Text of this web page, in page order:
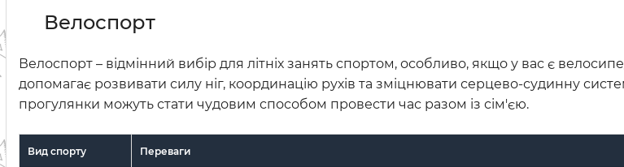
Велоспорт
Велоспорт – відмінний вибір для літніх занять спортом, особливо, якщо у вас є
допомагає розвивати силу ніг, координацію рухів та зміцнювати серцево-судинну
прогулянки можуть стати чудовим способом провести час разом із сім'єю.
Вид спорту Переваги